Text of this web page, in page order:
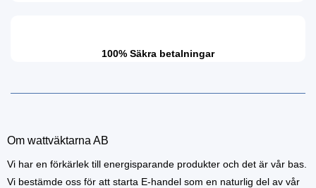
100% Säkra betalningar
Om wattväktarna AB
Vi har en förkärlek till energisparande produkter och det är vår bas.
Vi bestämde oss för att starta E-handel som en naturlig del av vår